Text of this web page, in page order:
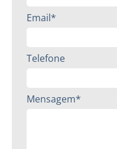
Email*
Telefone
Mensagem*